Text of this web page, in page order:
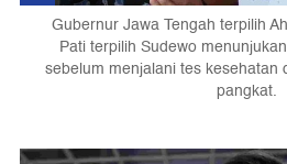
Gubernur Jawa Tengah terpilih
Pati terpilih Sudewo
sebelum menjalani tes kesehatan
pangkat.